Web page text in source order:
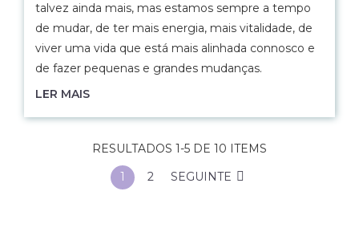
talvez ainda mais, mas estamos sempre a tempo
de mudar, de ter mais energia, mais vitalidade, de
viver uma vida que está mais alinhada connosco e
de fazer pequenas e grandes mudanças.
LER MAIS
RESULTADOS 1-5 DE 10 ITEMS
1
2 SEGUINTE